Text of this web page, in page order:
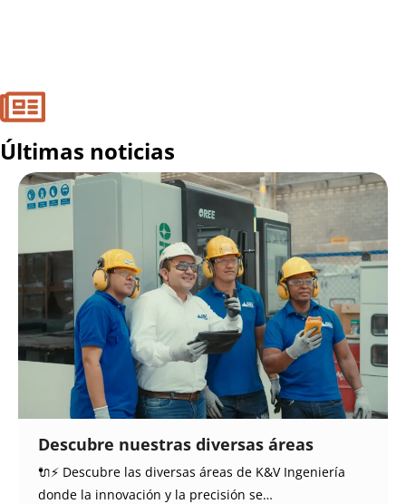
Últimas noticias
Descubre nuestras diversas áreas
🔌⚡ Descubre las diversas áreas de K&V Ingeniería
donde la innovación y la precisión se…